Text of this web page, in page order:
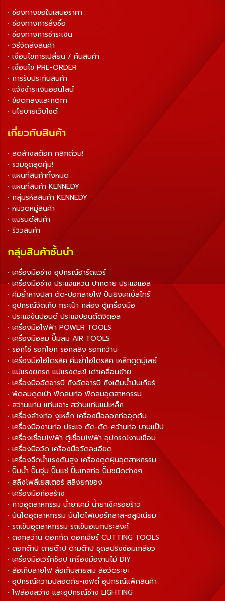
• ช่องทางขอใบเสนอราคา
• ช่องทางการสั่งซื้อ
• ช่องทางการชำระเงิน
• วิธีจัดส่งสินค้า
• เงื่อนไขการเปลี่ยน / คืนสินค้า
• เงื่อนไข PRE-ORDER
• การรับประกันสินค้า
• แจ้งชำระเงินออนไลน์
• ข้อตกลงและกติกา
• นโยบายเว็บไซต์
เกี่ยวกับสินค้า
• ลดล้างสต็อค คลิกด่วน!
• รวมชุดสุดคุ้ม!
• แผนที่สินค้าทั้งหมด
• แผนที่สินค้า KENNEDY
• กลุ่มรหัสสินค้า KENNEDY
• หมวดหมู่สินค้า
• แบรนด์สินค้า
• รีวิวสินค้า
กลุ่มสินค้าชั้นนำ
• เครื่องมือช่าง อุปกรณ์ฮาร์ดแวร์
• เครื่องมือช่าง ประแจแหวน ปากตาย ประแจแอล
• คีมย้ำหางปลา ตัด-ปอกสายไฟ ปืนยิงเคเบิ้ลไทร์
• อุปกรณ์จัดเก็บ กระเป๋า กล่อง ตู้เครื่องมือ
• ประแจขันปอนด์ ประแจปอนด์ดิจิตอล
• เครื่องมือไฟฟ้า POWER TOOLS
• เครื่องมือลม ปั๊มลม AIR TOOLS
• รอกโซ่ รอกโยก รอกสลิง รอกกว้าน
• เครื่องมือไฮโดรลิค คีมย้ำไฮโดรลิค เหล็กดูดมู่เลย์
• แม่แรงยกรถ แม่แรงตะเข้ เต่าเคลื่อนย้าย
• เครื่องมืออัดจารบี ถังอัดจารบี ถังเติมน้ำมันเกียร์
• พัดลมดูดเป่า พัดลมท่อ พัดลมอุตสาหกรรม
• สว่านแท่น แท่นเจาะ สว่านแท่นแม่เหล็ก
• เครื่องล้างท่อ งูเหล็ก เครื่องมือลอกท่ออุดตัน
• เครื่องมืองานท่อ ประแจ ดัด-ตัด-คว้านท่อ บานแป๊ป
• เครื่องเชื่อมไฟฟ้า ตู้เชื่อมไฟฟ้า อุปกรณ์งานเชื่อม
• เครื่องมือวัด เครื่องมือวัดละเอียด
• เครื่องฉีดน้ำแรงดันสูง เครื่องดูดฝุ่นอุตสาหกรรม
• ปั๊มน้ำ ปั๊มจุ่ม ปั๊มแช่ ปั๊มเทสท่อ ปั๊มชนิดต่างๆ
• สลิงโพลีเยสเตอร์ สลิงยกของ
• เครื่องมือก่อสร้าง
• กาวอุตสาหกรรม น้ำยาเคมี น้ำยาเช็ครอยร้าว
• บันไดอุตสาหกรรม บันไดไฟเบอร์กลาส-อลูมิเนียม
• รถเข็นอุตสาหกรรม รถเข็นอเนกประสงค์
• ดอกสว่าน ดอกกัด ดอกเจียร์ CUTTING TOOLS
• ดอกต๊าป ดายต๊าป ด้ามต๊าป ชุดสปริงซ่อมเกลียว
• เครื่องมือเวิร์คช็อป เครื่องมืองานไม้ DIY
• ล้อเก็บสายไฟ ล้อเก็บสายลม ล้อวัดระยะ
• อุปกรณ์ความปลอดภัย-เซฟตี้ อุปกรณ์แพ็คสินค้า
• ไฟส่องสว่าง และอุปกรณ์ช่าง LIGHTING